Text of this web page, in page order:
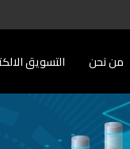
من نحن التسويق